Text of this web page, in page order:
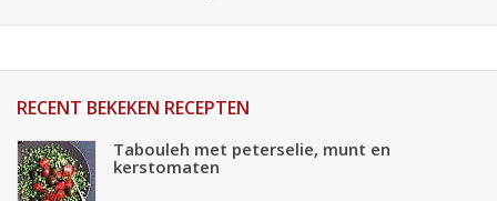
RECENT BEKEKEN RECEPTEN
Tabouleh met peterselie, munt en
kerstomaten